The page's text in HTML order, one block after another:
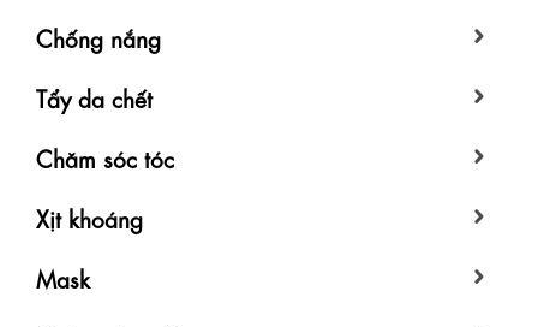
Chống nắng
Tẩy da chết
Chăm sóc tóc
Xịt khoáng
Mask